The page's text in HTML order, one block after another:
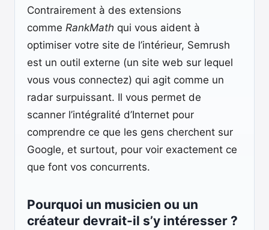
Contrairement à des extensions
comme RankMath qui vous aident à
optimiser votre site de l’intérieur, Semrush
est un outil externe (un site web sur lequel
vous vous connectez) qui agit comme un
radar surpuissant. Il vous permet de
scanner l’intégralité d’Internet pour
comprendre ce que les gens cherchent sur
Google, et surtout, pour voir exactement ce
que font vos concurrents.
Pourquoi un musicien ou un
créateur devrait-il s’y intéresser ?